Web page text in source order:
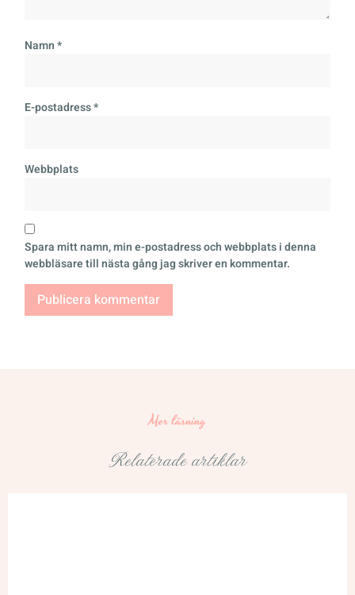
Namn*
E-postadress*
Webbplats
Spara mitt namn, min e-postadress och webbplats i denna
webbläsare till nästa gång jag skriver en kommentar.
Mer läsning
Relaterade artiklar